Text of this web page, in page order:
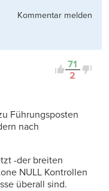
Kommentar melden
71
2
Führungsposten
nach
-der breiten
NULL Kontrollen
überall sind.